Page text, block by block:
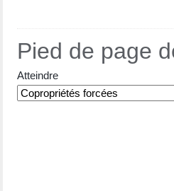
Pied de page
Atteindre